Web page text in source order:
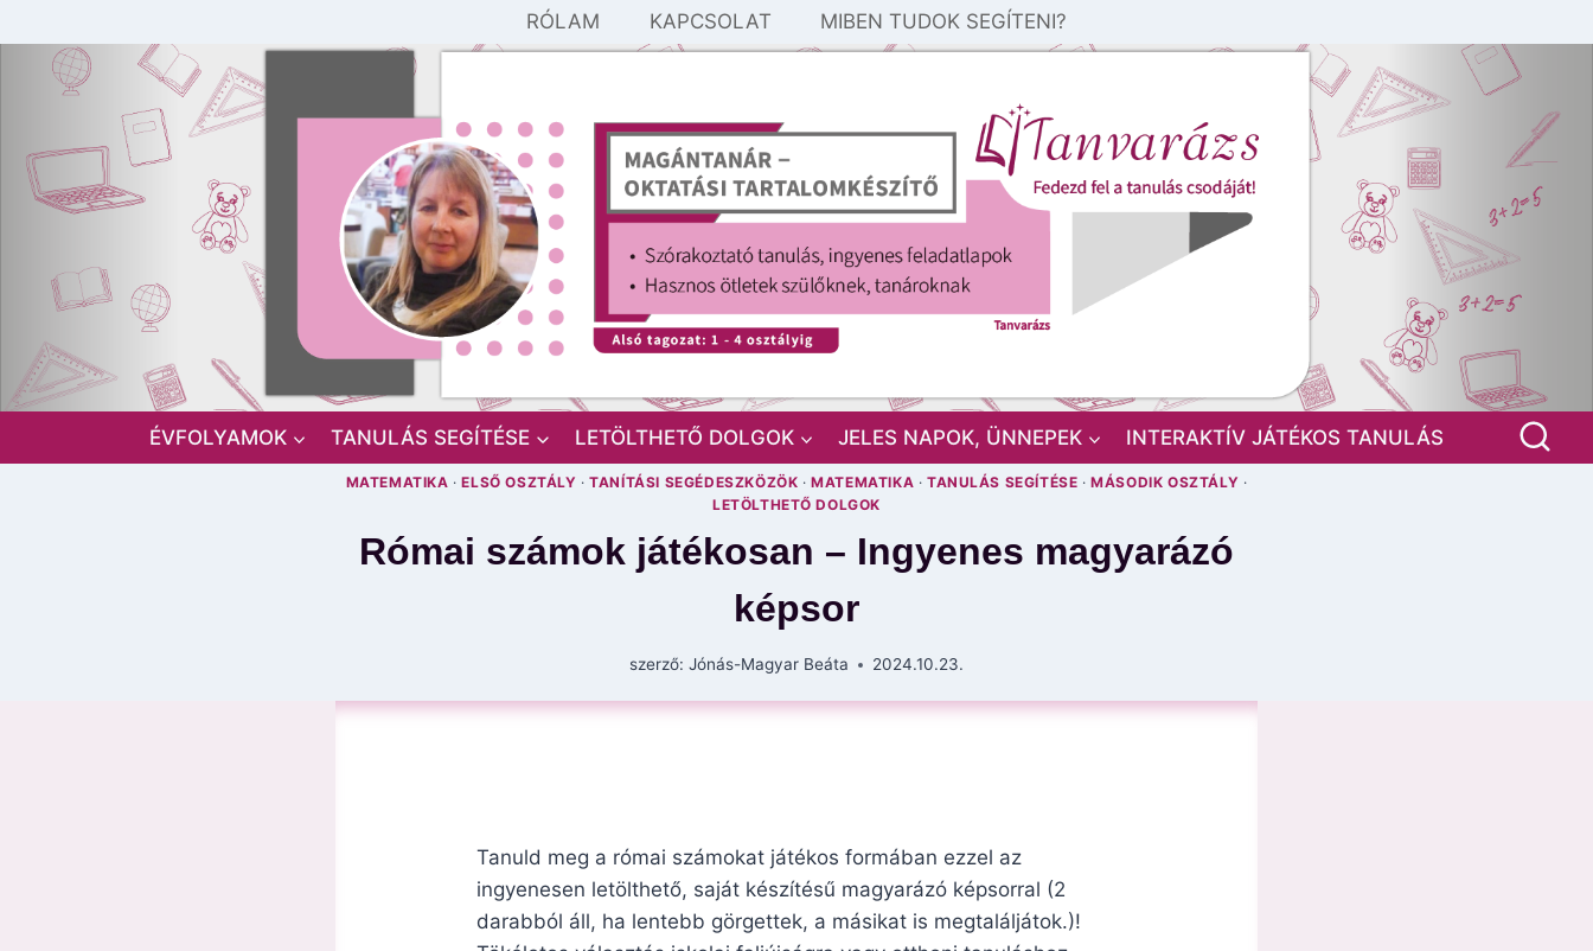
to
content
RÓLAM KAPCSOLAT MIBEN TUDOK SEGÍTENI?
ÉVFOLYAMOK TANULÁS SEGÍTÉSE LETÖLTHETŐ DOLGOK JELES NAPOK, ÜNNEPEK INTERAKTÍV JÁTÉKOS TANULÁS
MATEMATIKA ·ELSŐ OSZTÁLY ·TANÍTÁSI SEGÉDESZKÖZÖK ·MATEMATIKA · TANULÁS SEGÍTÉSE ·MÁSODIK OSZTÁLY ·
LETÖLTHETŐ DOLGOK
Római számok játékosan – Ingyenes magyarázó
képsor
szerző: Jónás-Magyar Beáta 2024.10.23.
Tanuld meg a római számokat játékos formában ezzel az
ingyenesen letölthető, saját készítésű magyarázó képsorral (2
darabból áll, ha lentebb görgettek, a másikat is megtaláljátok.)!